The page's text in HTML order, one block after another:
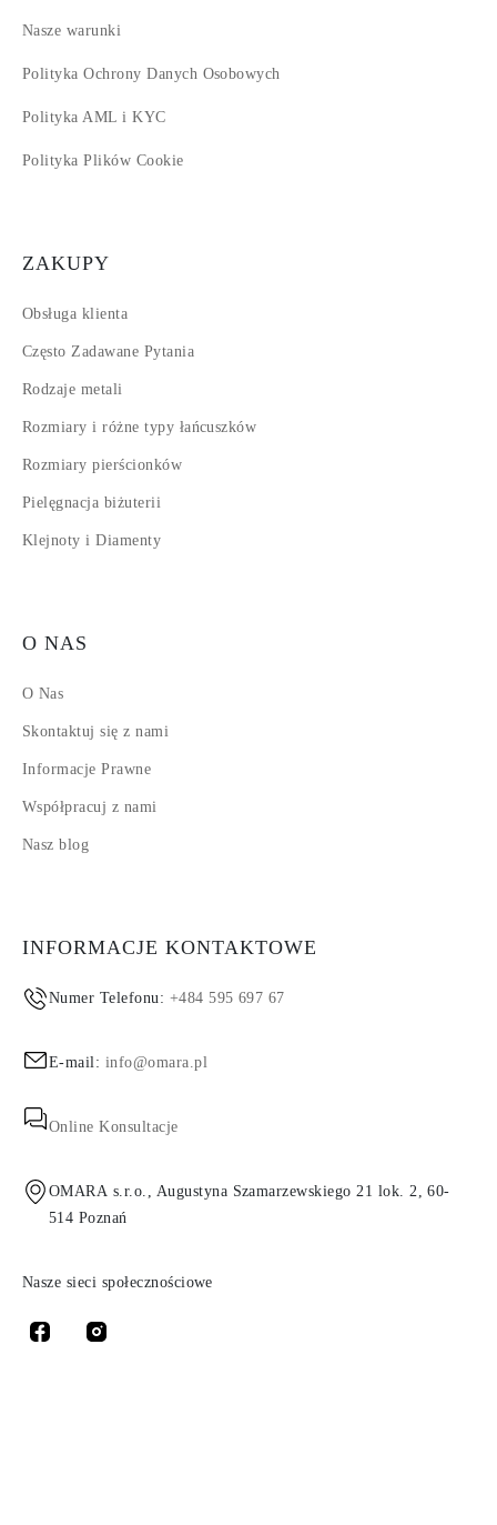
Nasze warunki
Polityka Ochrony Danych Osobowych
Polityka AML i KYC
Polityka Plików Cookie
ZAKUPY
Obsługa klienta
Często Zadawane Pytania
Rodzaje metali
Rozmiary i różne typy łańcuszków
Rozmiary pierścionków
Pielęgnacja biżuterii
Klejnoty i Diamenty
O NAS
O Nas
Skontaktuj się z nami
Informacje Prawne
Współpracuj z nami
Nasz blog
INFORMACJE KONTAKTOWE
Numer Telefonu: +484 595 697 67
E-mail: info@omara.pl
Online Konsultacje
OMARA s.r.o., Augustyna Szamarzewskiego 21 lok. 2, 60-
514 Poznań
Nasze sieci społecznościowe